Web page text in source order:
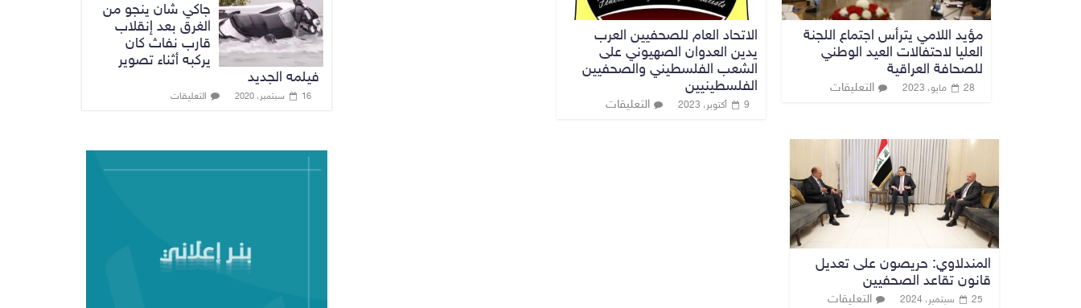
مؤيد اللامي يترأس اجتماع اللجنة
العليا لاحتفالات العيد الوطني
للصحافة العراقية
28 مايو، 2023 التعليقات
الاتحاد العام للصحفيين العرب
يدين العدوان الصهيوني على
الشعب الفلسطيني والصحفيين
الفلسطينيين
9 أكتوبر، 2023 التعليقات
المندلاوي: حريصون على تعديل
قانون تقاعد الصحفيين
25 سبتمبر، 2024 التعليقات
جاكي شان ينجو من
الغرق بعد إنقلاب
قارب نفاث كان
يركبه أثناء تصوير
فيلمه الجديد
16 سبتمبر، 2020 التعليقات